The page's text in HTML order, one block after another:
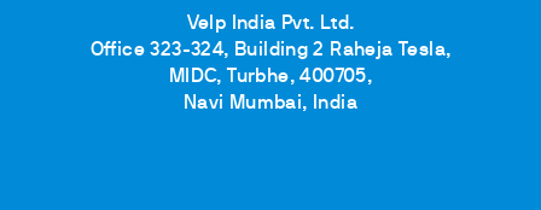
Velp India Pvt. Ltd.
Office 323-324, Building 2 Raheja Tesla,
MIDC, Turbhe, 400705,
Navi Mumbai, India